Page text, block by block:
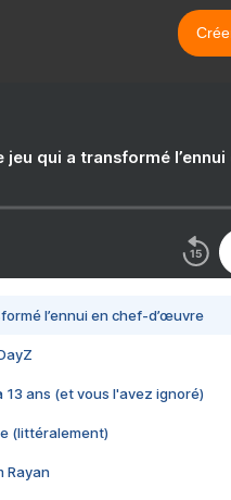
jeu qui a transformé
l’ennui en chef-d’œuvre
13 ans (et vous l'avez ignoré)
(littéralement)
Rayan